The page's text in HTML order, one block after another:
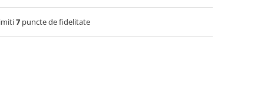
7 puncte de fidelitate